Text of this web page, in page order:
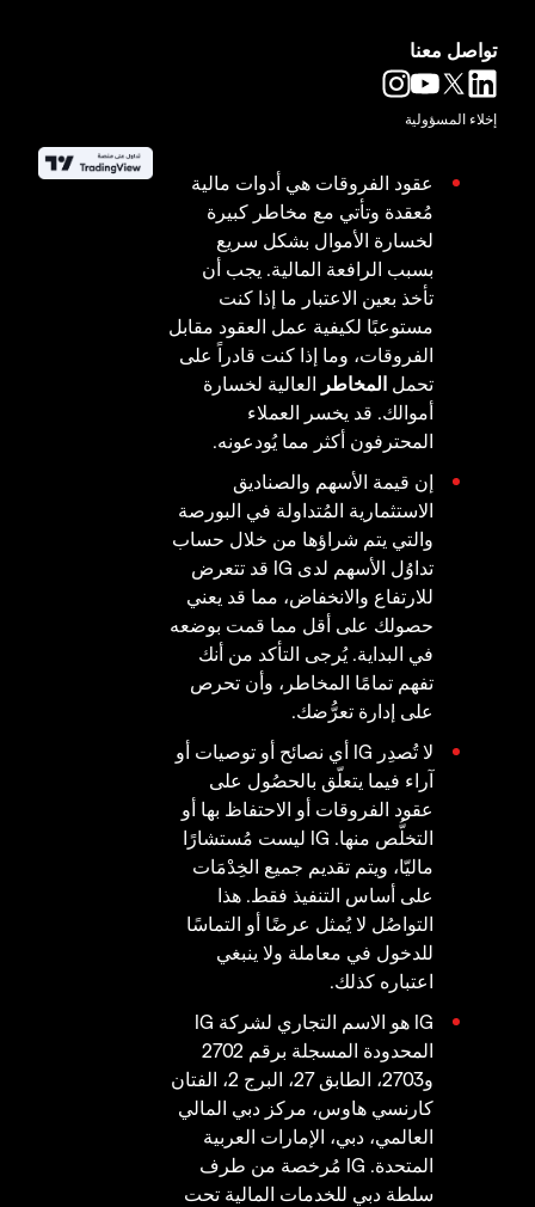
تواصل معنا
إخلاء المسؤولية
عقود الفروقات هي أدوات مالية
مُعقدة وتأتي مع مخاطر كبيرة
لخسارة الأموال بشكل سريع
بسبب الرافعة المالية. يجب أن
تأخذ بعين الاعتبار ما إذا كنت
مستوعبًا لكيفية عمل العقود مقابل
الفروقات، وما إذا كنت قادراً على
تحمل المخاطر العالية لخسارة
أموالك. قد يخسر العملاء
المحترفون أكثر مما يُودعونه.
إن قيمة الأسهم والصناديق
الاستثمارية المُتداولة في البورصة
والتي يتم شراؤها من خلال حساب
تداوُل الأسهم لدى IG قد تتعرض
للارتفاع والانخفاض، مما قد يعني
حصولك على أقل مما قمت بوضعه
في البداية. يُرجى التأكد من أنك
تفهم تمامًا المخاطر، وأن تحرص
على إدارة تعرُّضك.
لا تُصدِر IG أي نصائح أو توصيات أو
آراء فيما يتعلّق بالحصُول على
عقود الفروقات أو الاحتفاظ بها أو
التخلُّص منها. IG ليست مُستشارًا
ماليّا، ويتم تقديم جميع الخِدْمَات
على أساس التنفيذ فقط. هذا
التواصُل لا يُمثل عرضًا أو التماسًا
للدخول في معاملة ولا ينبغي
اعتباره كذلك.
IG هو الاسم التجاري لشركة IG
المحدودة المسجلة برقم 2702
و2703، الطابق 27، البرج 2، الفتان
كارنسي هاوس، مركز دبي المالي
العالمي، دبي، الإمارات العربية
المتحدة. IG مُرخصة من طرف
سلطة دبي للخدمات المالية تحت